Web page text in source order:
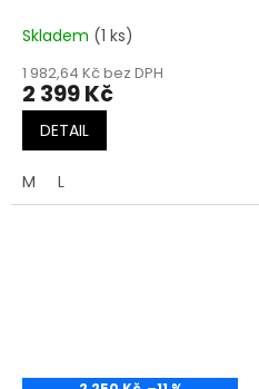
Skladem (1 ks)
1 982,64 Kč bez DPH
2 399 Kč
DETAIL
M L